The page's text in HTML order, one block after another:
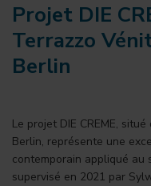
Projet DIE
Terrazzo
Berlin
Le projet DIE CREME,
Berlin, représente une
contemporain appliqué
supervisé en 2021 par